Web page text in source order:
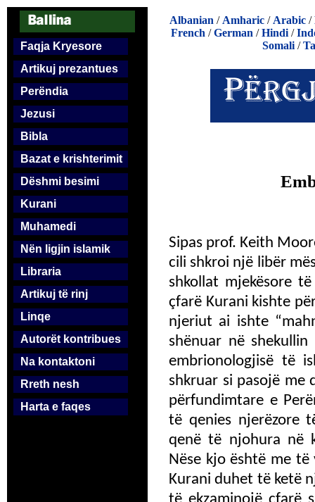
Faqja Kryesore
Artikuj prezantues
Perëndia
Jezusi
Bibla
Bazat e krishterimit
Dëshmi besimi
Kurani
Muhamedi
Nën ligjin islamik
Libraria
Artikuj të rinj
Linqe
Autorët kontribues
Na kontaktoni
Rreth nesh
Harta e faqes
Albanian / Amharic / Arabic /
French /German /Hindi /
Somali/
Sipas prof. Keith
cili shkroi një libër
shkollat mjekësore
çfarë Kurani kishte
njeriut ai ishte
shënuar në
embrionologjisë të
shkruar si pasojë me
përfundimtare e
të qenies njerëzore
qenë të njohura në
Nëse kjo është me
Kurani duhet të ketë